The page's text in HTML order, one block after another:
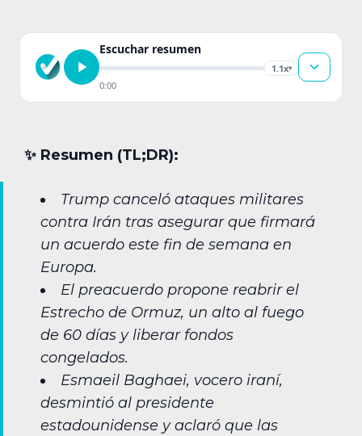
Escuchar resumen
1.1x▾
0:00
✨︎ Resumen (TL;DR):
Trump canceló ataques militares
contra Irán tras asegurar que firmará
un acuerdo este fin de semana en
Europa.
El preacuerdo propone reabrir el
Estrecho de Ormuz, un alto al fuego
de 60 días y liberar fondos
congelados.
Esmaeil Baghaei, vocero iraní,
desmintió al presidente
estadounidense y aclaró que las